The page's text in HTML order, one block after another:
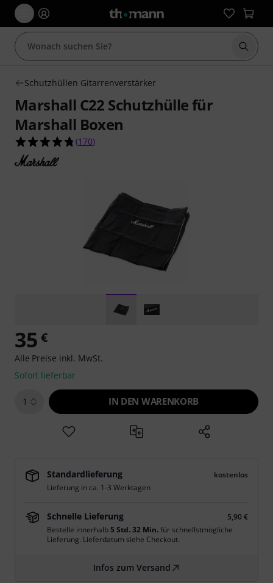
Suche
Schutzhüllen Gitarrenverstärker
Marshall C22 Schutzhülle für
Marshall Boxen
4.7 von 5 Sternen aus 170 Kundenbewertungen
(170)
35 €
Alle Preise inkl. MwSt.
Sofort lieferbar
1 IN DEN WARENKORB
Standardlieferung
kostenlos
Lieferung in ca. 1-3 Werktagen
Schnelle Lieferung
5,90 €
Bestelle innerhalb5 Std. 32 Min.für schnellstmögliche
Lieferung. Lieferdatum siehe Checkout.
Infos zum Versand